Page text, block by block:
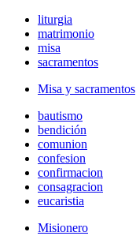
liturgia
matrimonio
misa
sacramentos
Misa y sacramentos
bautismo
bendición
comunion
confesion
confirmacion
consagracion
eucaristia
Misionero